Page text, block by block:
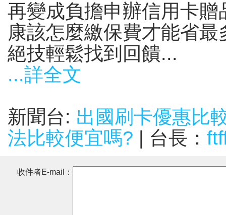
再變成負擔申辦信用卡
康該怎麼繳保費才能省
絕技輕鬆找到回饋...
...詳全文
新聞台: 出國刷卡優惠比
法比較便宜嗎? | 台長：
收件者E-mail：